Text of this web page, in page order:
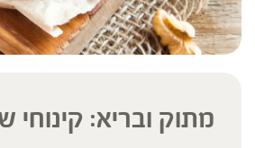
מתוק ובריא: קינוחי